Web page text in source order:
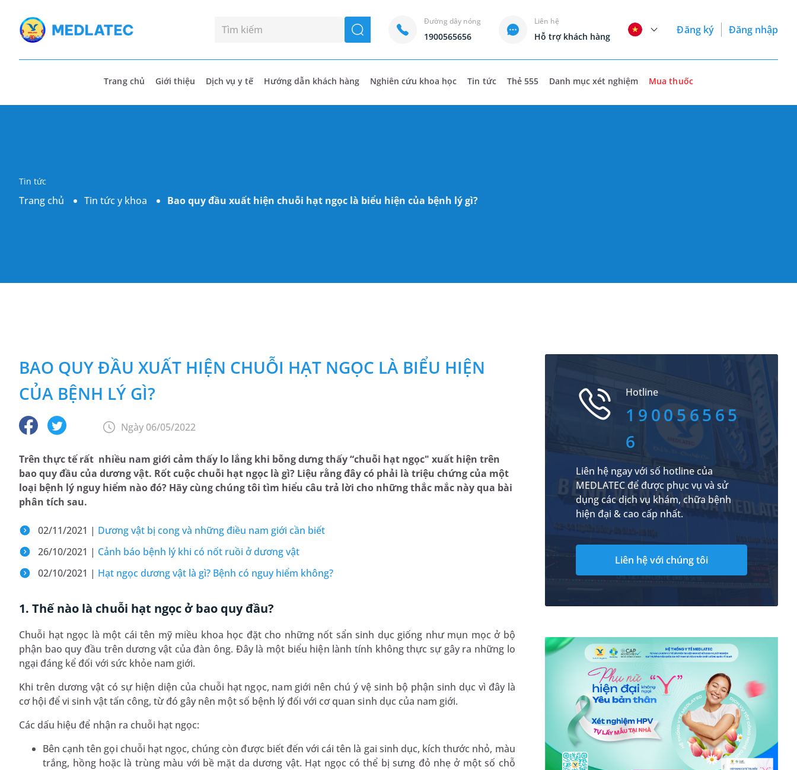
seach
Đường dây nóng
1900565656
Liên hệ
Hỗ trợ khách hàng
Đăng ký Đăng nhập
Trang chủ Giới thiệu Dịch vụ y tế Hướng dẫn khách hàng Nghiên cứu khoa học Tin tức Thẻ 555 Danh mục xét nghiệm Mua thuốc
Tin tức
Trang chủ Tin tức y khoa Bao quy đầu xuất hiện chuỗi hạt ngọc là biểu hiện của bệnh lý gì?
BAO QUY ĐẦU XUẤT HIỆN CHUỖI HẠT NGỌC LÀ BIỂU HIỆN
CỦA BỆNH LÝ GÌ?
Ngày 06/05/2022
Trên thực tế rất nhiều nam giới cảm thấy lo lắng khi bỗng dưng thấy “chuỗi hạt ngọc" xuất hiện trên
bao quy đầu của dương vật. Rốt cuộc chuỗi hạt ngọc là gì? Liệu rằng đây có phải là triệu chứng của một
loại bệnh lý nguy hiểm nào đó? Hãy cùng chúng tôi tìm hiểu câu trả lời cho những thắc mắc này qua bài
phân tích sau.
02/11/2021 | Dương vật bị cong và những điều nam giới cần biết
26/10/2021 | Cảnh báo bệnh lý khi có nốt ruồi ở dương vật
02/10/2021 | Hạt ngọc dương vật là gì? Bệnh có nguy hiểm không?
1. Thế nào là chuỗi hạt ngọc ở bao quy đầu?
Chuỗi hạt ngọc là một cái tên mỹ miều khoa học đặt cho những nốt sẩn sinh dục giống như mụn mọc ở bộ
phận bao quy đầu trên dương vật của đàn ông. Đây là một biểu hiện lành tính không thực sự gây ra những lo
ngại đáng kể đối với sức khỏe nam giới.
Khi trên dương vật có sự hiện diện của chuỗi hạt ngọc, nam giới nên chú ý vệ sinh bộ phận sinh dục vì đây là
cơ hội để vi sinh vật tấn công, từ đó gây nên một số bệnh lý đối với cơ quan sinh dục của nam giới.
Các dấu hiệu để nhận ra chuỗi hạt ngọc:
Bên cạnh tên gọi chuỗi hạt ngọc, chúng còn được biết đến với cái tên là gai sinh dục, kích thước nhỏ, màu
trắng, hồng hoặc là trùng màu với bề mặt da dương vật. Hạt ngọc có thể bị sưng đỏ nhẹ ở một số chỗ
Hotline
190056565
6
Liên hệ ngay với số hotline của
MEDLATEC để được phục vụ và sử
dụng các dịch vụ khám, chữa bệnh
hiện đại & cao cấp nhất.
Liên hệ với chúng tôi